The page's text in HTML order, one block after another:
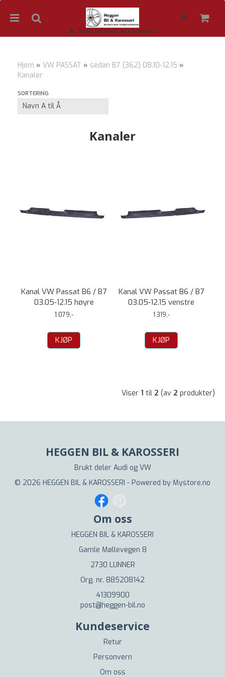
0,-
TRYGG OG ENKEL NETTHANDEL!
Hjem » VW PASSAT » sedan B7 (362) 08.10-12.15 »
Kanaler
SORTERING
Kanaler
Kanal VW Passat B6 / B7
03.05-12.15 høyre
1.079,-
KJØP
Kanal VW Passat B6 / B7
03.05-12.15 venstre
1.319,-
KJØP
Viser 1 til 2 (av 2 produkter)
HEGGEN BIL & KAROSSERI
Brukt deler Audi og VW
© 2026 HEGGEN BIL & KAROSSERI - Powered by Mystore.no
Om oss
HEGGEN BIL & KAROSSERI
Gamle Møllevegen 8
2730 LUNNER
Org. nr. 885208142
41309900
post@heggen-bil.no
Kundeservice
Retur
Personvern
Om oss